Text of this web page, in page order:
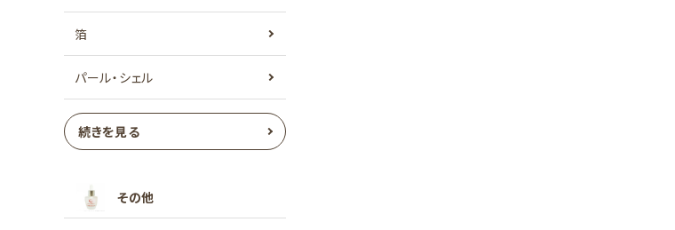
箔
パール・シェル
続きを見る
その他